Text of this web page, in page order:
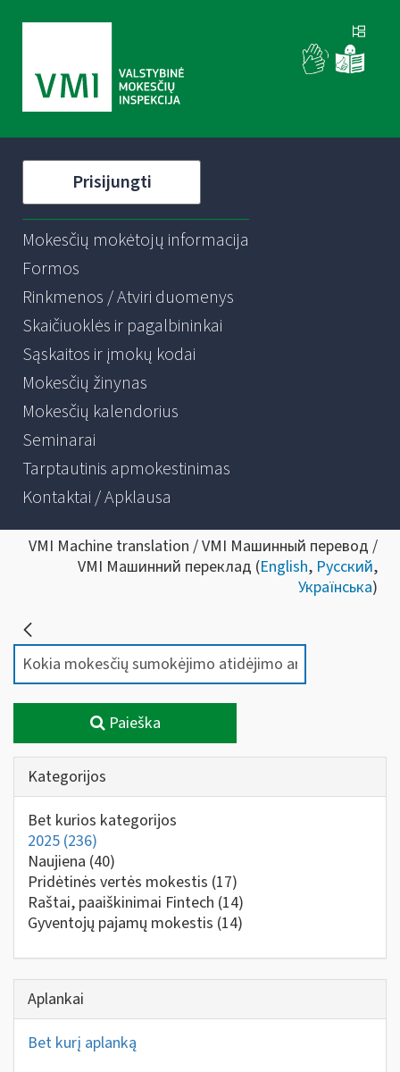
Prisijungti
Mokesčių mokėtojų informacija
Formos
Rinkmenos / Atviri duomenys
Skaičiuoklės ir pagalbininkai
Sąskaitos ir įmokų kodai
Mokesčių žinynas
Mokesčių kalendorius
Seminarai
Tarptautinis apmokestinimas
Kontaktai / Apklausa
VMI Machine translation / VMI Машинный перевод /
VMI Машинний переклад (English, Русский,
Українська)
Paieška
Kategorijos
Bet kurios kategorijos
2025 (236)
Naujiena (40)
Pridėtinės vertės mokestis (17)
Raštai, paaiškinimai Fintech (14)
Gyventojų pajamų mokestis (14)
Aplankai
Bet kurį aplanką